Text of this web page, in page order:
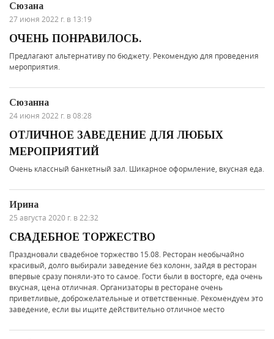
Сюзана
27 июня 2022 г. в 13:19
ОЧЕНЬ ПОНРАВИЛОСЬ.
Предлагают альтернативу по бюджету. Рекомендую для проведения
мероприятия.
Сюзанна
24 июня 2022 г. в 08:28
ОТЛИЧНОЕ ЗАВЕДЕНИЕ ДЛЯ ЛЮБЫХ
МЕРОПРИЯТИЙ
Очень классный банкетный зал. Шикарное оформление, вкусная еда.
Ирина
25 августа 2020 г. в 22:32
СВАДЕБНОЕ ТОРЖЕСТВО
Праздновали свадебное торжество 15.08. Ресторан необычайно
красивый, долго выбирали заведение без колонн, зайдя в ресторан
впервые сразу поняли-это то самое. Гости были в восторге, еда очень
вкусная, цена отличная. Организаторы в ресторане очень
приветливые, доброжелательные и ответственные. Рекомендуем это
заведение, если вы ищите действительно отличное место